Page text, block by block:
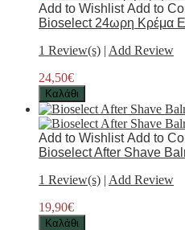
Add to Wishlist Add to
Bioselect 24ωρη Κρέμα
1 Review(s) | Add Review
24,50€
Καλάθι
Add to Wishlist Add to
Bioselect After Shave
1 Review(s) | Add Review
19,90€
Καλάθι